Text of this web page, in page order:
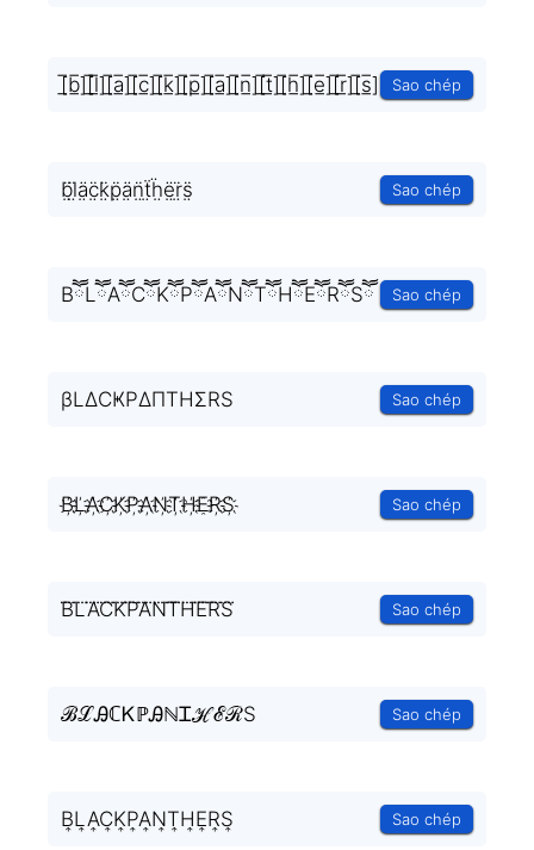
[̲̅b̲̅][̲̅l̲̅][̲̅a̲̅][̲̅c̲̅][̲̅k̲̅][̲̅p̲̅][̲̅a̲̅][̲̅n̲̅][̲̅t̲̅][̲̅h̲̅][̲̅e̲̅][̲̅r̲̅][̲̅s̲̅] Sao chép
b̤̈l̤̈ä̤c̤̈k̤̈p̤̈ä̤n̤̈ẗ̤ḧ̤ë̤r̤̈s̤̈ Sao chép
BཽLཽAཽCཽKཽPཽAཽNཽTཽHཽEཽRཽSཽ Sao chép
βLΔCҜPΔΠTHΣRS Sao chép
B҉L҉A҉C҉K҉P҉A҉N҉T҉H҉E҈R҉S҉ Sao chép
B⃜L⃜A⃜C⃜K⃜P⃜A⃜N⃜T⃜H⃜E⃜R⃜S⃜ Sao chép
ℬℒᎯℂᏦℙᎯℕᏆℋℰℛЅ Sao chép
B͎L͎A͎C͎K͎P͎A͎N͎T͎H͎E͎R͎S͎ Sao chép